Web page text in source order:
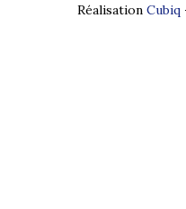
Réalisation Cubiq